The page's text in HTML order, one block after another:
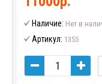
Наличие: Нет в
Артикул: 1355